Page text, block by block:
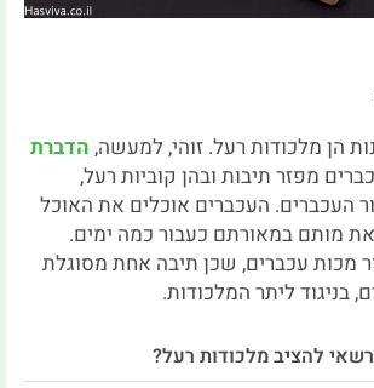
הן מלכודות רעל. זוהי, למעשה, הדברת
מפזר תיבות ובהן קוביות רעל,
העכברים. העכברים אוכלים את האוכל
מותם במאורתם כעבור כמה ימים.
מכות עכברים, שכן תיבה אחת מסוגלת
בניגוד ליתר המלכודות.
להציב מלכודות רעל?